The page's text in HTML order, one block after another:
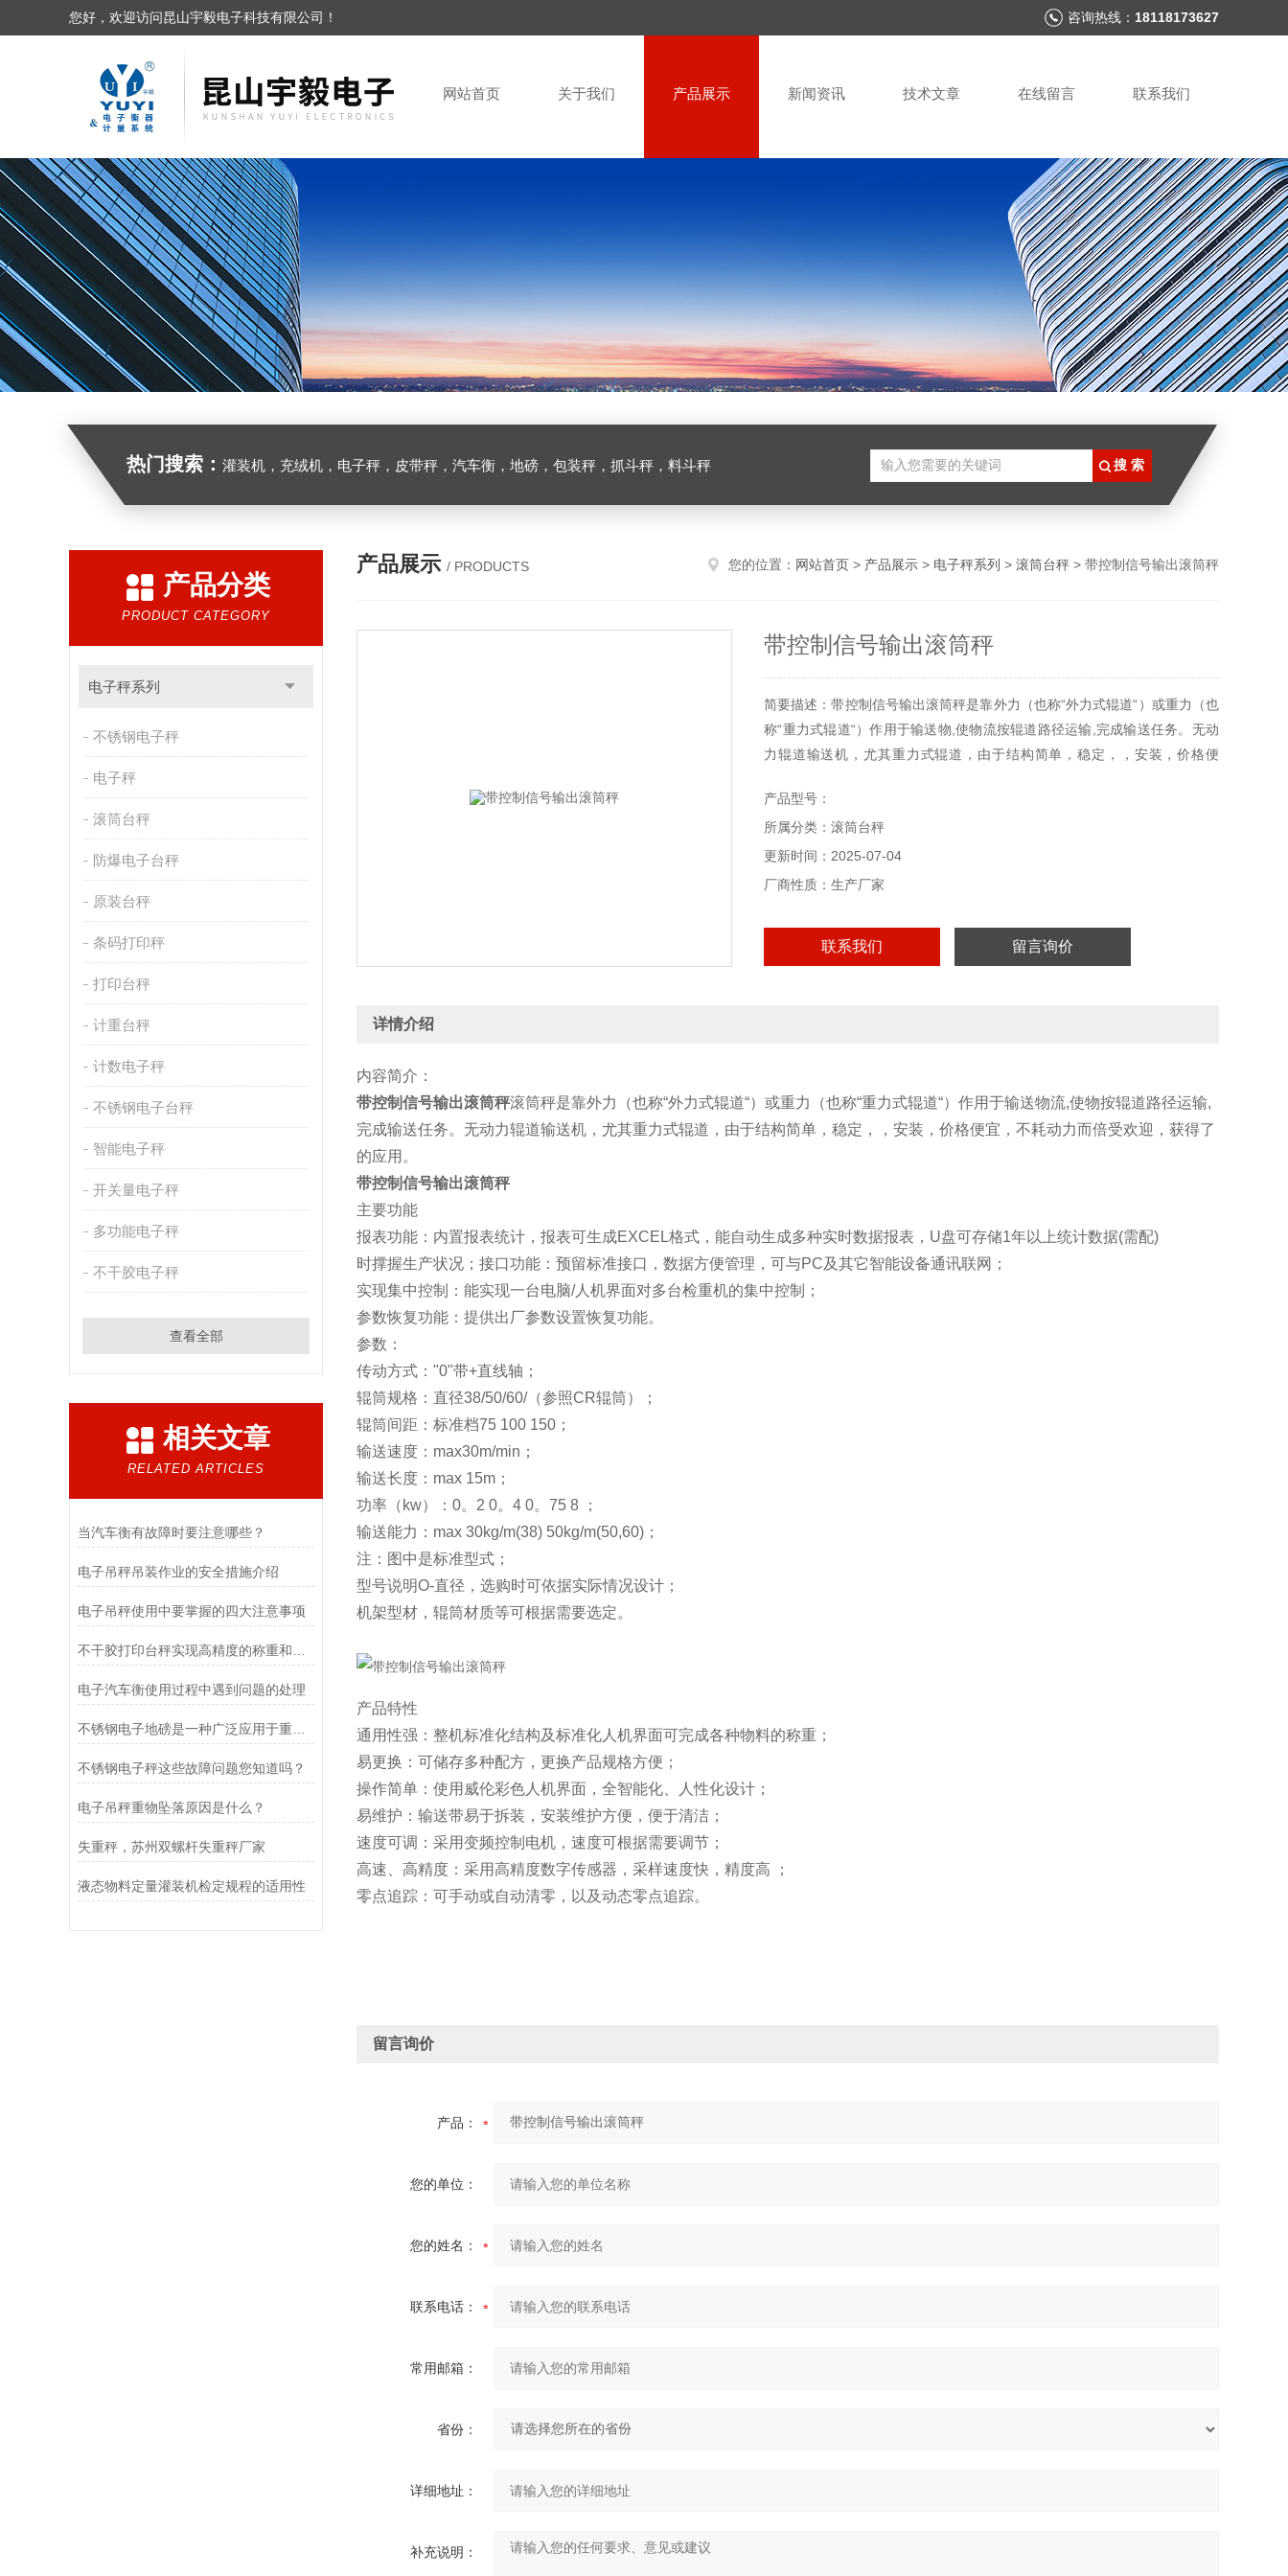
您好，欢迎访问昆山宇毅电子科技有限公司！ 咨询热线： 18118173627
网站首页 关于我们 产品展示 新闻资讯 技术文章 在线留言 联系我们
热门搜索： 灌装机，充绒机，电子秤，皮带秤，汽车衡，地磅，包装秤，抓斗秤，料斗秤
产品分类
PRODUCT CATEGORY
电子秤系列
不锈钢电子秤
电子秤
滚筒台秤
防爆电子台秤
原装台秤
条码打印秤
打印台秤
计重台秤
计数电子秤
不锈钢电子台秤
智能电子秤
开关量电子秤
多功能电子秤
不干胶电子秤
查看全部
相关文章
RELATED ARTICLES
当汽车衡有故障时要注意哪些？
电子吊秤吊装作业的安全措施介绍
电子吊秤使用中要掌握的四大注意事项
电子汽车衡使用过程中遇到问题的处理
不锈钢电子地磅是一种广泛应用于重量测量和货物称重的设备
不锈钢电子秤这些故障问题您知道吗？
电子吊秤重物坠落原因是什么？
失重秤，苏州双螺杆失重秤厂家
液态物料定量灌装机检定规程的适用性
产品展示 / PRODUCTS 您的位置： 网站首页 > 产品展示 > 电子秤系列 > 滚筒台秤 > 带控制信号输出滚筒秤
带控制信号输出滚筒秤
简要描述：带控制信号输出滚筒秤是靠外力（也称“外力式辊道“）或重力（也
称“重力式辊道“）作用于输送物,使物流按辊道路径运输,完成输送任务。无动
力辊道输送机，尤其重力式辊道，由于结构简单，稳定，，安装，价格便
产品型号：
所属分类：滚筒台秤
更新时间：2025-07-04
厂商性质：生产厂家
联系我们 留言询价
详情介绍
内容简介：
带控制信号输出滚筒秤滚筒秤是靠外力（也称“外力式辊道“）或重力（也称“重力式辊道“）作用于输送物流,使物按辊道路径运输,
完成输送任务。无动力辊道输送机，尤其重力式辊道，由于结构简单，稳定，，安装，价格便宜，不耗动力而倍受欢迎，获得了
的应用。
带控制信号输出滚筒秤
主要功能
报表功能：内置报表统计，报表可生成EXCEL格式，能自动生成多种实时数据报表，U盘可存储1年以上统计数据(需配)
时撑握生产状况；接口功能：预留标准接口，数据方便管理，可与PC及其它智能设备通讯联网；
实现集中控制：能实现一台电脑/人机界面对多台检重机的集中控制；
参数恢复功能：提供出厂参数设置恢复功能。
参数：
传动方式："0"带+直线轴；
辊筒规格：直径38/50/60/（参照CR辊筒）；
辊筒间距：标准档75 100 150；
输送速度：max30m/min；
输送长度：max 15m；
功率（kw）：0。2 0。4 0。75 8 ；
输送能力：max 30kg/m(38) 50kg/m(50,60)；
注：图中是标准型式；
型号说明O-直径，选购时可依据实际情况设计；
机架型材，辊筒材质等可根据需要选定。
产品特性
通用性强：整机标准化结构及标准化人机界面可完成各种物料的称重；
易更换：可储存多种配方，更换产品规格方便；
操作简单：使用威伦彩色人机界面，全智能化、人性化设计；
易维护：输送带易于拆装，安装维护方便，便于清洁；
速度可调：采用变频控制电机，速度可根据需要调节；
高速、高精度：采用高精度数字传感器，采样速度快，精度高 ；
零点追踪：可手动或自动清零，以及动态零点追踪。
留言询价
产品：
您的单位：
您的姓名：
联系电话：
常用邮箱：
省份：
详细地址：
补充说明：